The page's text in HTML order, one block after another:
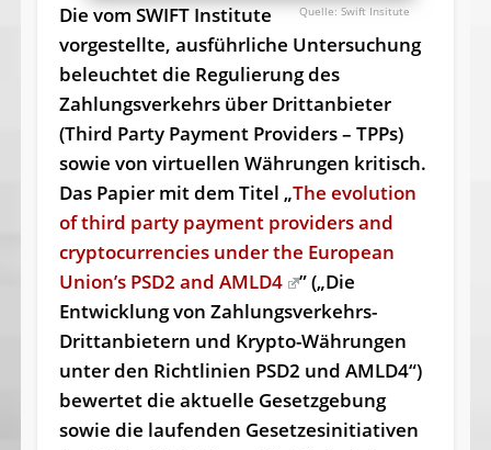
Swift Insitute
Die vom SWIFT Institute
vorgestellte, ausführliche Untersuchung
beleuchtet die Regulierung des
Zahlungsverkehrs über Drittanbieter
(Third Party Payment Providers – TPPs)
sowie von virtuellen Währungen kritisch.
Das Papier mit dem Titel „The evolution
of third party payment providers and
cryptocurrencies under the European
Union’s PSD2 and AMLD4
” („Die
Entwicklung von Zahlungsverkehrs-
Drittanbietern und Krypto-Währungen
unter den Richtlinien PSD2 und AMLD4“)
bewertet die aktuelle Gesetzgebung
sowie die laufenden Gesetzesinitiativen